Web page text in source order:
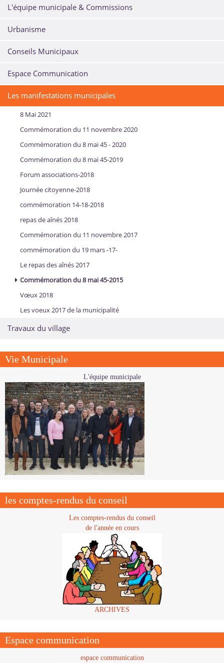
L'équipe municipale & Commissions
Urbanisme
Conseils Municipaux
Espace Communication
Les manifestations municipales
8 Mai 2021
Commémoration du 11 novembre 2020
Commémoration du 8 mai 45 - 2020
Commémoration du 8 mai 45-2019
Forum associations-2018
Journée citoyenne-2018
commémoration 14-18-2018
repas de aînés 2018
Commémoration du 11 novembre 2017
commémoration du 19 mars -17-
Le repas des aînés 2017
Commémoration du 8 mai 45-2015
Vœux 2018
Les voeux 2017 de la municipalité
Travaux du village
Vie Municipale
L'équipe municipale
les comptes-rendus du conseil
Les comptes-rendus du conseil
de l'année en cours
ARCHIVES
Espace communication
espace communication